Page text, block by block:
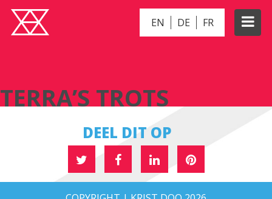
EN DE FR
TERRA’S TROTS
DEEL DIT OP